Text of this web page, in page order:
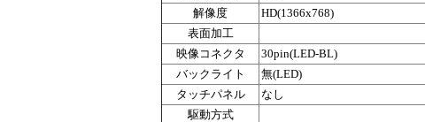
解像度
HD(1366x768)
表面加工
映像コネクタ
30pin(LED-BL)
バックライト
無(LED)
タッチパネル
なし
駆動方式